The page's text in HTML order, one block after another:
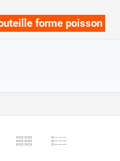
forme poisson